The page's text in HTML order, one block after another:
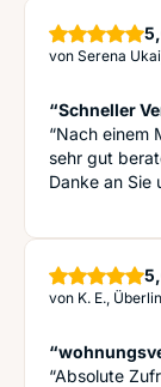
von Serena
“Schneller
“Nach einem
sehr gut
Danke an Sie
von K. E.,
“Absolute